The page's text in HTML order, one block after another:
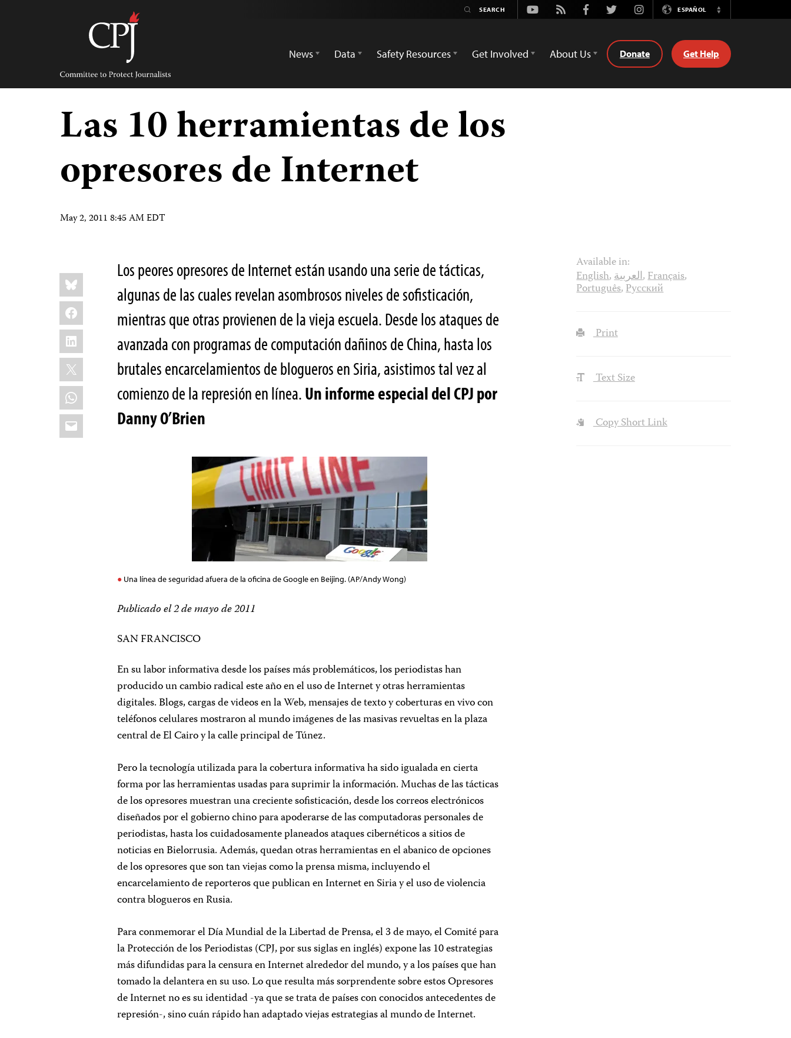
Committee
Protect
Journalists
Youtube
Rss FacebookTwitterInstagramESPAÑOL
Switch
News
Data Safety Resources Get Involved About Us Donate Get Help
Las 10 herramientas de los
opresores de Internet
May 2, 2011 8:45 AM EDT
Share
this:
Bluesky
Facebook
LinkedIn
X
WhatsApp
Email
Los peores opresores de Internet están usando una serie de tácticas,
algunas de las cuales revelan asombrosos niveles de sofisticación,
mientras que otras provienen de la vieja escuela. Desde los ataques de
avanzada con programas de computación dañinos de China, hasta los
brutales encarcelamientos de blogueros en Siria, asistimos tal vez al
comienzo de la represión en línea.Un informe especial del CPJ por
Danny O’Brien
Una línea de seguridad afuera de la oficina de Google en Beijing. (AP/Andy Wong)
Publicado el 2 de mayo de 2011
SAN FRANCISCO
En su labor informativa desde los países más problemáticos, los periodistas han
producido un cambio radical este año en el uso de Internet y otras herramientas
digitales. Blogs, cargas de videos en la Web, mensajes de texto y coberturas en vivo con
teléfonos celulares mostraron al mundo imágenes de las masivas revueltas en la plaza
central de El Cairo y la calle principal de Túnez.
Pero la tecnología utilizada para la cobertura informativa ha sido igualada en cierta
forma por las herramientas usadas para suprimir la información. Muchas de las tácticas
de los opresores muestran una creciente sofisticación, desde los correos electrónicos
diseñados por el gobierno chino para apoderarse de las computadoras personales de
periodistas, hasta los cuidadosamente planeados ataques cibernéticos a sitios de
noticias en Bielorrusia. Además, quedan otras herramientas en el abanico de opciones
de los opresores que son tan viejas como la prensa misma, incluyendo el
encarcelamiento de reporteros que publican en Internet en Siria y el uso de violencia
contra blogueros en Rusia.
Para conmemorar el Día Mundial de la Libertad de Prensa, el 3 de mayo, el Comité para
la Protección de los Periodistas (CPJ, por sus siglas en inglés) expone las 10 estrategias
más difundidas para la censura en Internet alrededor del mundo, y a los países que han
tomado la delantera en su uso. Lo que resulta más sorprendente sobre estos Opresores
de Internet no es su identidad -ya que se trata de países con conocidos antecedentes de
represión-, sino cuán rápido han adaptado viejas estrategias al mundo de Internet.
Available in:
English,العربية,Français,
Português,Русский
Print
Text Size
Copy Short Link